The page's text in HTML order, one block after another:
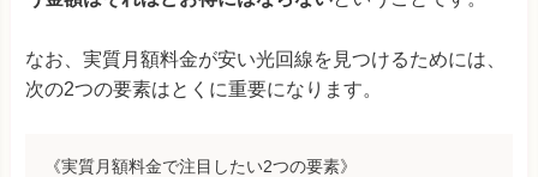
なお、実質月額料金が安い光回線を見つけるためには、
次の2つの要素はとくに重要になります。
《実質月額料金で注目したい2つの要素》